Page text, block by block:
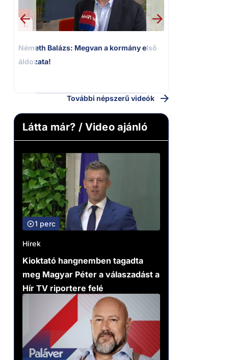
1.
Németh Balázs: Megvan a kormány első
áldozata!
További népszerű videók
Látta már? / Video ajánló
1 perc
Hírek
Kioktató hangnemben tagadta
meg Magyar Péter a válaszadást a
Hír TV riportere felé